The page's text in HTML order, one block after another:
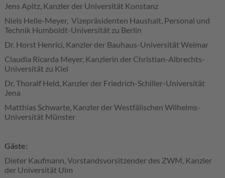
Jens Apitz, Kanzler der Universität Konstanz
Niels Helle-Meyer, Vizepräsidenten Haushalt, Personal und
Technik Humboldt-Universität zu Berlin
Dr. Horst Henrici, Kanzler der Bauhaus-Universität Weimar
Claudia Ricarda Meyer, Kanzlerin der Christian-Albrechts-
Universität zu Kiel
Dr. Thoralf Held, Kanzler der Friedrich-Schiller-Universität
Jena
Matthias Schwarte, Kanzler der Westfälischen Wilhelms-
Universität Münster
Gäste:
Dieter Kaufmann, Vorstandsvorsitzender des ZWM, Kanzler
der Universität Ulm